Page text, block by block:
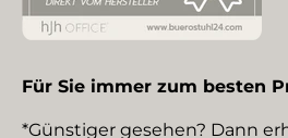
Für Sie immer zum besten
*Günstiger gesehen? Dann